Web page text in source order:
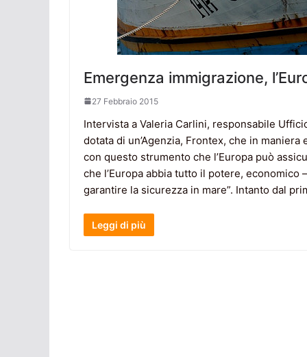
Emergenza immigrazione,
27 Febbraio 2015
Intervista a Valeria Carlini, responsabile
dotata di un’Agenzia, Frontex, che in
con questo strumento che l’Europa può
che l’Europa abbia tutto il potere,
garantire la sicurezza in mare”. Intanto dal
Leggi di più